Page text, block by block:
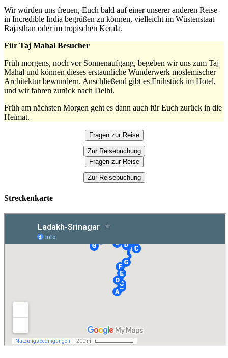
Wir würden uns freuen, Euch bald auf einer unserer anderen Reise
in Incredible India begrüßen zu können, vielleicht im Wüstenstaat
Rajasthan oder im tropischen Kerala.
Für Taj Mahal Besucher
Früh morgens, noch vor Sonnenaufgang, begeben wir uns zum Taj
Mahal und können dieses erstaunliche Wunderwerk moslemischer
Architektur bewundern. Anschließend gibt es Frühstück im Hotel,
und wir fahren zurück nach Delhi.
Früh am nächsten Morgen geht es dann auch für Euch zurück in die
Heimat.
Fragen zur Reise
Zur Reisebuchung
Fragen zur Reise
Zur Reisebuchung
Streckenkarte